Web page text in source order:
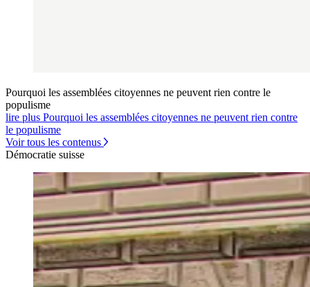
Pourquoi les assemblées citoyennes ne peuvent rien contre le
populisme
lire plus Pourquoi les assemblées citoyennes ne peuvent rien contre
le populisme
Voir tous les contenus
Démocratie suisse